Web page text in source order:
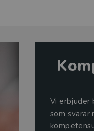
Vi erbjuder
som svarar